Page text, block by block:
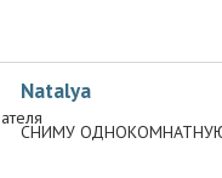
Natalya
СНИМУ ОДНОКОМНАТНУЮ